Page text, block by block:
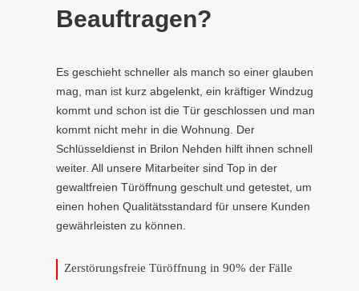
Beauftragen?
Es geschieht schneller als manch so einer glauben
mag, man ist kurz abgelenkt, ein kräftiger Windzug
kommt und schon ist die Tür geschlossen und man
kommt nicht mehr in die Wohnung. Der
Schlüsseldienst in Brilon Nehden hilft ihnen schnell
weiter. All unsere Mitarbeiter sind Top in der
gewaltfreien Türöffnung geschult und getestet, um
einen hohen Qualitätsstandard für unsere Kunden
gewährleisten zu können.
Zerstörungsfreie Türöffnung in 90% der Fälle